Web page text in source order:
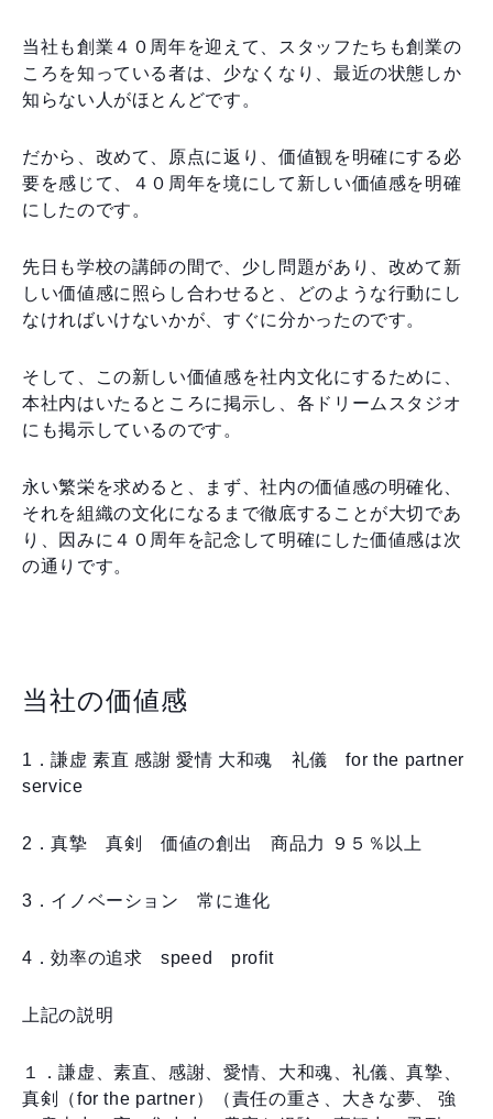
当社も創業４０周年を迎えて、スタッフたちも創業の
ころを知っている者は、少なくなり、最近の状態しか
知らない人がほとんどです。
だから、改めて、原点に返り、価値観を明確にする必
要を感じて、４０周年を境にして新しい価値感を明確
にしたのです。
先日も学校の講師の間で、少し問題があり、改めて新
しい価値感に照らし合わせると、どのような行動にし
なければいけないかが、すぐに分かったのです。
そして、この新しい価値感を社内文化にするために、
本社内はいたるところに掲示し、各ドリームスタジオ
にも掲示しているのです。
永い繁栄を求めると、まず、社内の価値感の明確化、
それを組織の文化になるまで徹底することが大切であ
り、因みに４０周年を記念して明確にした価値感は次
の通りです。
当社の価値感
1．謙虚 素直 感謝 愛情 大和魂 礼儀 for the partner
service
2．真摯 真剣 価値の創出 商品力 ９５％以上
3．イノベーション 常に進化
4．効率の追求 speed profit
上記の説明
１．謙虚、素直、感謝、愛情、大和魂、礼儀、真摯、
真剣（for the partner）（責任の重さ、大きな夢、 強